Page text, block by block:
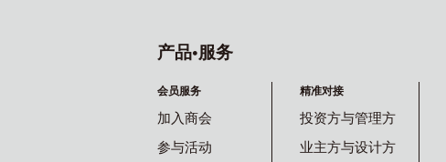
产品•服务
会员服务
加入商会
参与活动
精准对接
投资方与管理方
业主方与设计方